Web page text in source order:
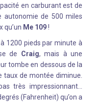
en carburant est de
autonomie de 500 miles
qu’un Me 109!
1200 pieds par minute à
de Craig, mais à une
tombe en dessous de la
taux de montée diminue.
très impressionnant…
(Fahrenheit) qu’on a